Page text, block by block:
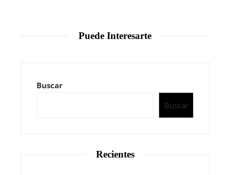
Puede Interesarte
Buscar
Buscar
Recientes